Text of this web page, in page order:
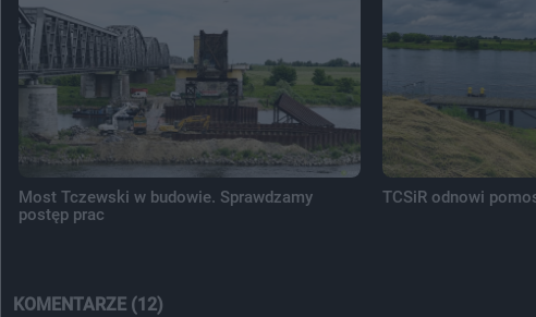
Most Tczewski w budowie. Sprawdzamy
postęp prac
TCSiR odnowi
KOMENTARZE (12)